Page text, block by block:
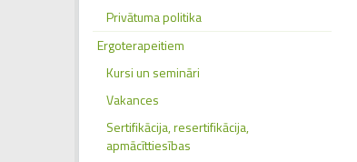
Privātuma politika
Ergoterapeitiem
Kursi un semināri
Vakances
Sertifikācija, resertifikācija,
apmācīttiesības